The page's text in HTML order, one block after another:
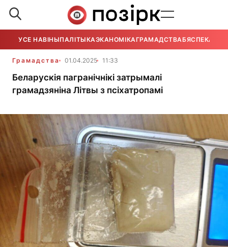
УСЕ НАВІНЫПАЛІТЫКАЭКАНОМІКАГРАМАДСТВАБЯСПЕКА
Грамадства 01.04.2025 11:33
Беларускія пагранічнікі затрымалі
грамадзяніна Літвы з псіхатропамі